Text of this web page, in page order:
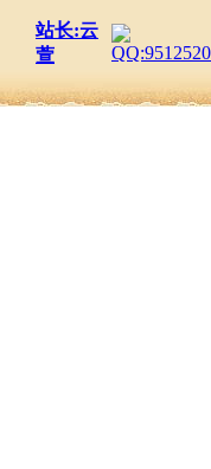
站长:云
萱